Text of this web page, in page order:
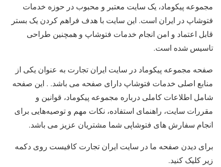
مجموعه پیکوماد، یک سایت معتبر و محبوب در حوزه خدمات
فتوشاپ در ایران است. این سایت با هدف فراهم کردن یک بستر
قابل اعتماد و امن انجام خدمات فتوشاپ و همچنین طراحی
تاسیس شده است.
صفحه مجموعه پیکوماد در سایت ایران تجارت به عنوان یکی از
منابع اصلی خدمات فتوشاپ دارای صفحه می باشد. . این صفحه
شامل اطلاعات کاملی درباره مجموعه پیکوماد، قوانین و
مقررات سایت، راهنمای استفاده، نکات مهم و توصیه‌هایی برای
انجام سفارش های فتوشاپی شما مشتریان عزیز می باشد.
برای دیدن صفحه ما در سایت ایران تجارت کافیست روی دکمه
زیر کلیک کنید.